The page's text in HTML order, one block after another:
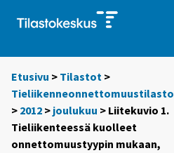
Etusivu > Tilastot >
Tieliikenneonnettomuustilasto
> 2012 > joulukuu > Liitekuvio 1.
Tieliikenteessä kuolleet
onnettomuustyypin mukaan,